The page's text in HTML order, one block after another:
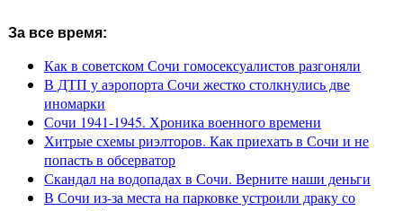
За все время:
Как в советском Сочи гомосексуалистов разгоняли
В ДТП у аэропорта Сочи жестко столкнулись две
иномарки
Сочи 1941-1945. Хроника военного времени
Хитрые схемы риэлторов. Как приехать в Сочи и не
попасть в обсерватор
Скандал на водопадах в Сочи. Верните наши деньги
В Сочи из-за места на парковке устроили драку со